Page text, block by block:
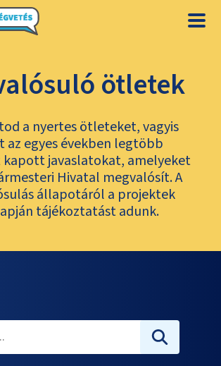
ötletek
a nyertes ötleteket, vagyis
az egyes években legtöbb
kapott javaslatokat, amelyeket
Hivatal megvalósít. A
állapotáról a projektek
tájékoztatást adunk.